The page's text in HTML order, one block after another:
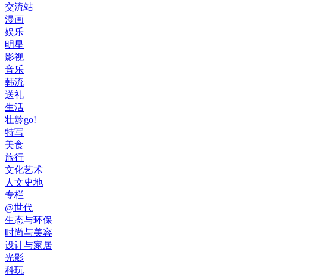
交流站
漫画
娱乐
明星
影视
音乐
韩流
送礼
生活
壮龄go!
特写
美食
旅行
文化艺术
人文史地
专栏
@世代
生态与环保
时尚与美容
设计与家居
光影
科玩